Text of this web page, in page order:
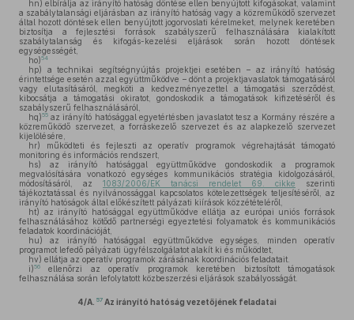
hn) elbírálja az irányító hatóság döntése ellen benyújtott kifogásokat, valamint
a szabálytalansági eljárásban az irányító hatóság vagy a közreműködő szervezet
által hozott döntések ellen benyújtott jogorvoslati kérelmeket, melynek keretében
biztosítja a fejlesztési források szabályszerű felhasználására kialakított
szabálytalanság és kifogás-kezelési eljárások során hozott döntések
egységességét,
ho)54
hp) a technikai segítségnyújtás projektjei esetében – az irányító hatóság
érintettsége esetén azzal együttműködve – dönt a projektjavaslatok támogatásáról
vagy elutasításáról, megköti a kedvezményezettel a támogatási szerződést,
kibocsátja a támogatási okiratot, gondoskodik a támogatások kifizetéséről és
szabályszerű felhasználásáról,
hq)55 az irányító hatósággal egyetértésben javaslatot tesz a Kormány részére a
közreműködő szervezet, a forráskezelő szervezet és az alapkezelő szervezet
kijelölésére,
hr) működteti és fejleszti az operatív programok végrehajtását támogató
monitoring és információs rendszert,
hs) az irányító hatósággal együttműködve gondoskodik a programok
megvalósítására vonatkozó egységes kommunikációs stratégia kidolgozásáról,
módosításáról, az 1083/2006/EK tanácsi rendelet 69. cikke szerinti
tájékoztatással és nyilvánossággal kapcsolatos kötelezettségek teljesítéséről, az
irányító hatóságok által előkészített pályázati kiírások közzétételéről,
ht) az irányító hatósággal együttműködve ellátja az európai uniós források
felhasználásához kötődő partnerségi egyeztetési folyamatok és kommunikációs
feladatok koordinációját,
hu) az irányító hatósággal együttműködve egységes, minden operatív
programot lefedő pályázati ügyfélszolgálatot alakít ki és működtet,
hv) ellátja az operatív programok zárásának koordinációs feladatait.
i)56
ellenőrzi az operatív programok keretében biztosított támogatások
felhasználása során lefolytatott közbeszerzési eljárások szabályosságát.
4/A. 57 Az irányító hatóság vezetőjének feladatai